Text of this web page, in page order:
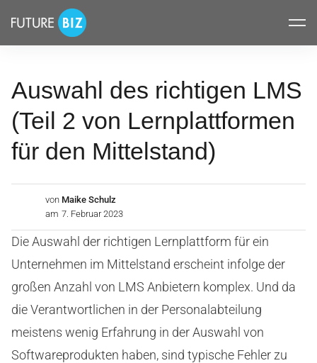
überspringen
FUTUREBIZ
Auswahl des richtigen LMS
(Teil 2 von Lernplattformen
für den Mittelstand)
von Maike Schulz
am 7. Februar 2023
Die Auswahl der richtigen Lernplattform für ein
Unternehmen im Mittelstand erscheint infolge der
großen Anzahl von LMS Anbietern komplex. Und da
die Verantwortlichen in der Personalabteilung
meistens wenig Erfahrung in der Auswahl von
Softwareprodukten haben, sind typische Fehler zu